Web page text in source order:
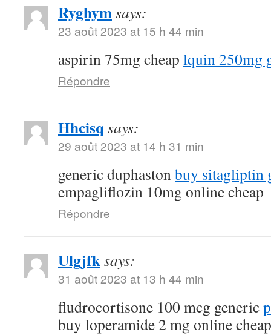
Ryghymsays:
23 août 2023 at 15 h 44 min
aspirin 75mg cheap lquin 250mg
Répondre
Hhcisq says:
29 août 2023 at 14 h 31 min
generic duphastonbuy sitagliptin
empagliflozin 10mg online cheap
Répondre
Ulgjfksays:
31 août 2023 at 13 h 44 min
fludrocortisone 100 mcg generic
buy loperamide 2 mg online cheap